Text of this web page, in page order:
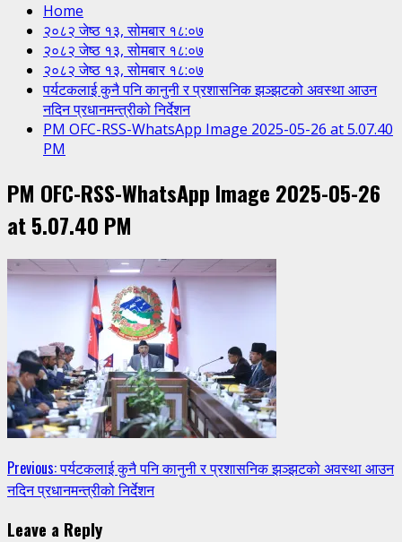
Home
२०८२ जेष्ठ १३, सोमबार १८:०७
२०८२ जेष्ठ १३, सोमबार १८:०७
२०८२ जेष्ठ १३, सोमबार १८:०७
पर्यटकलाई कुनै पनि कानुनी र प्रशासनिक झञ्झटको अवस्था आउन
नदिन प्रधानमन्त्रीको निर्देशन
PM OFC-RSS-WhatsApp Image 2025-05-26 at 5.07.40
PM
PM OFC-RSS-WhatsApp Image 2025-05-26
at 5.07.40 PM
Continue
Reading
Previous:पर्यटकलाई कुनै पनि कानुनी र प्रशासनिक झञ्झटको अवस्था आउन
नदिन प्रधानमन्त्रीको निर्देशन
Leave a Reply